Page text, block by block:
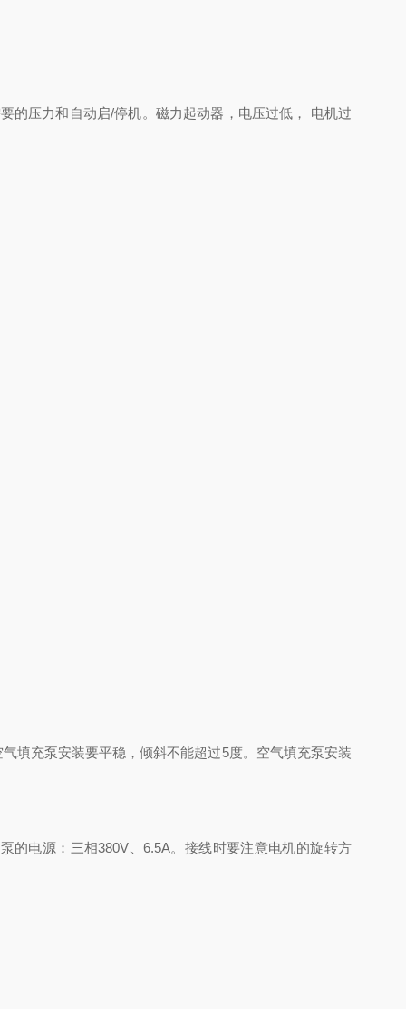
的压力和自动启/停机。磁力起动器，电压过低， 电机过
填充泵安装要平稳，倾斜不能超过5度。空气填充泵安装
的电源：三相380V、6.5A。接线时要注意电机的旋转方